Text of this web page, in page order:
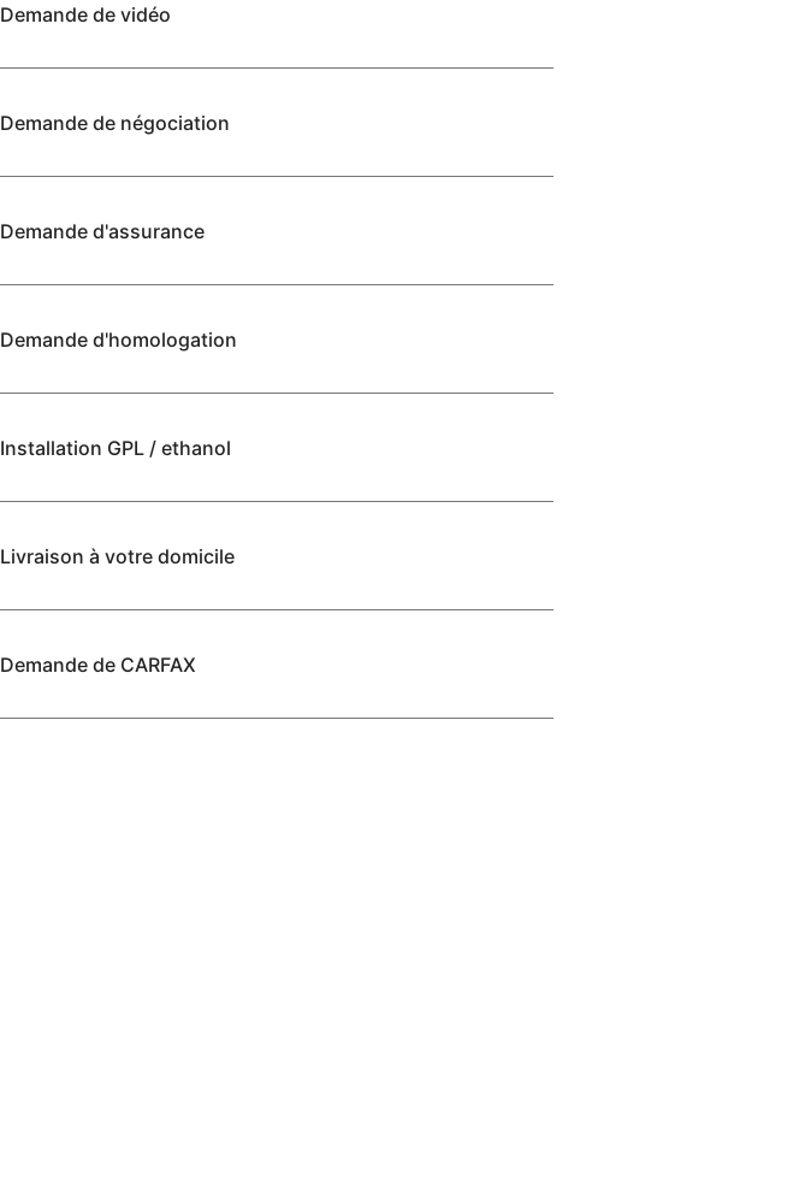
Demande de vidéo
Demande de négociation
Demande d'assurance
Demande d'homologation
Installation GPL / ethanol
Livraison à votre domicile
Demande de CARFAX